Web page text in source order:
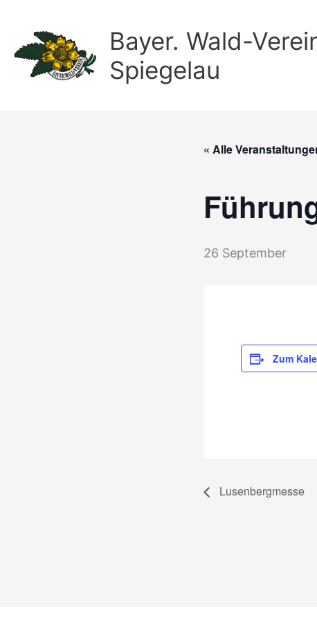
springen
Bayer. Wald-
Spiegelau
« Alle
26 September
Zum
Lusenbergmesse